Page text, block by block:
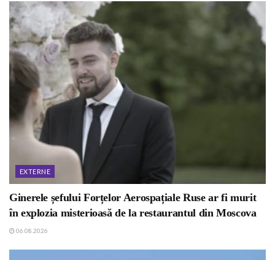
EXTERNE
Ginerele șefului Forțelor Aerospațiale Ruse ar fi murit
în explozia misterioasă de la restaurantul din Moscova
06.08.2026